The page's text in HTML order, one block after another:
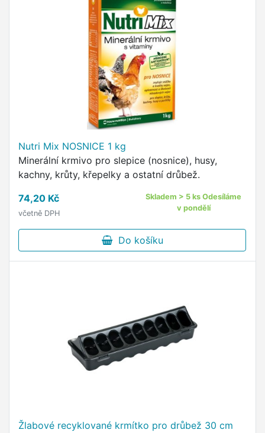
Nutri Mix NOSNICE 1 kg
Minerální krmivo pro slepice (nosnice), husy,
kachny, krůty, křepelky a ostatní drůbež.
74,20 Kč
včetně DPH
Skladem > 5 ks Odesíláme
v pondělí
Do košíku
Žlabové recyklované krmítko pro drůbež 30 cm